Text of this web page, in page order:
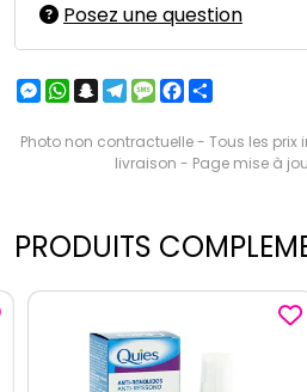
Posez une question
Messenger
WhatsApp
Snapchat
Telegram
MessageFacebook
Photo non contractuelle - Tous les prix
livraison - Page mise à
PRODUITS